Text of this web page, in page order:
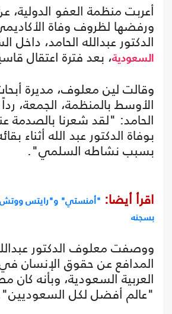
أعربت منظمة العفو الدولية،
ورفضها لظروف وفاة
الدكتور عبدالله الحامد، داخل
السعودية، بعد فترة اعتقال
وقالت لين معلوف، مديرة
الأوسط بالمنظمة، الجمعة،
الحامد: "لقد شعرنا بالصدمة
بوفاة الدكتور عبد الله أثناء
بسبب نشاطه السلمي".
اقرأ أيضا: "أمنستي" و"رايتس ووتش"
بسجنه
ووصفت معلوف الدكتور
المدافع عن حقوق الإنسان
العربية السعودية، وبأنه كان
"عالم أفضل لكل